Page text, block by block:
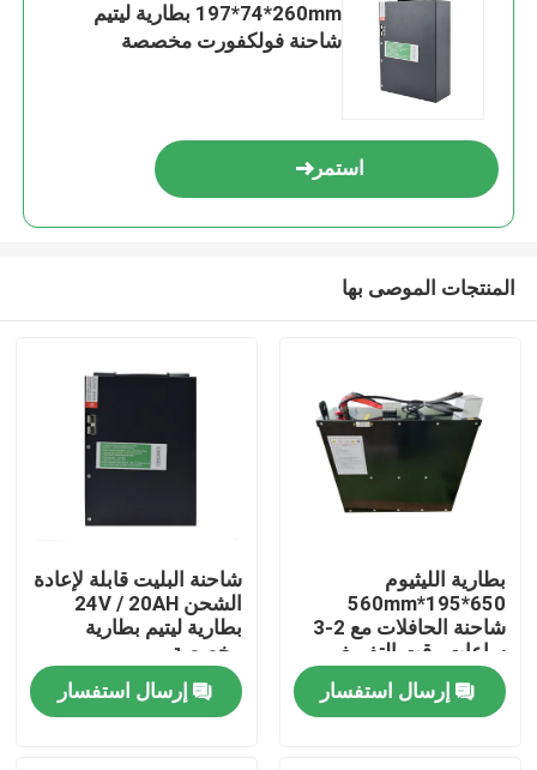
197*74*260mm بطارية ليتيم
شاحنة فولكفورت مخصصة
استمر
المنتجات الموصى بها
بطارية الليثيوم
650*195*560mm
شاحنة الحافلات مع 2-3
ساعات وقت التفريغ
للعمليات
إرسال استفسار
شاحنة البليت قابلة لإعادة
الشحن 24V / 20AH
بطارية ليتيم بطارية
مخصصة
إرسال استفسار